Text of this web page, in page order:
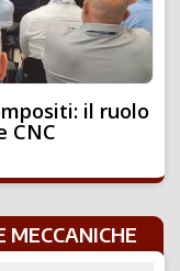
il ruolo
CNC
MECCANICHE